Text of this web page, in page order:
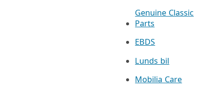
Genuine Classic
Parts
EBDS
Lunds bil
Mobilia Care